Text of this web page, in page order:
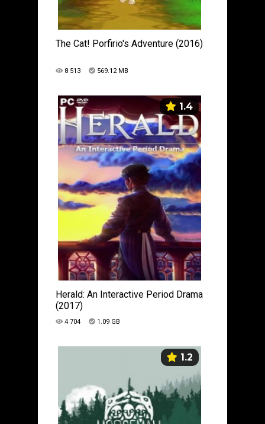
The Cat! Porfirio's Adventure (2016)
8 513 569.12 MB
1.4
Herald: An Interactive Period Drama
(2017)
4 704 1.09 GB
1.2